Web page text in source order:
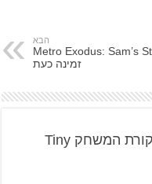
הבא
Metro Exodus: Sam’s
זמינה כעת
כשחדי קרן ורובים נפגשים – ביקורת המשחק Tiny